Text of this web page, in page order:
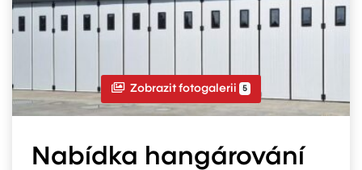
Zobrazit fotogalerii 5
Nabídka hangárování